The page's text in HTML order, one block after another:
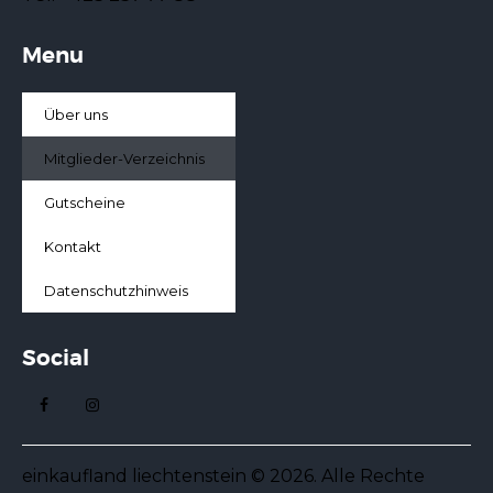
Menu
Über uns
Mitglieder-Verzeichnis
Gutscheine
Kontakt
Datenschutzhinweis
Social
einkaufland liechtenstein © 2026. Alle Rechte